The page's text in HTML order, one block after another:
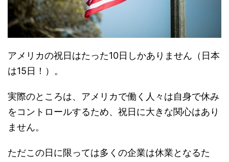
アメリカの祝日はたった10日しかありません（日本
は15日！）。
実際のところは、アメリカで働く人々は自身で休み
をコントロールするため、祝日に大きな関心はあり
ません。
ただこの日に限っては多くの企業は休業となるた